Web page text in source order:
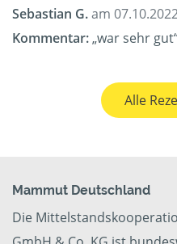
Sebastian G.am
Kommentar:„war sehr
Alle
Mammut Deutschland
Die